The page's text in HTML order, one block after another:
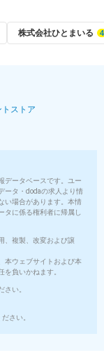
株式会社ひとまいる
ストア
データベースです。ユー
ータ・dodaの求人より情
い場合があります。本情
に係る権利者に帰属し
、複製、改変および譲
本ウェブサイトおよび本
負いかねます。
さい。
さい。